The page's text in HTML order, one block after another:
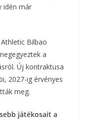
idén már
Bilbao
a
Új kontraktusa
2027-ig érvényes
meg.
játékosait a